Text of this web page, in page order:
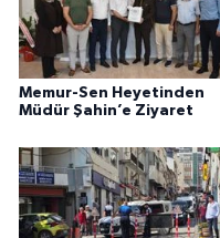
Memur-Sen Heyetinden
Müdür Şahin’e Ziyaret